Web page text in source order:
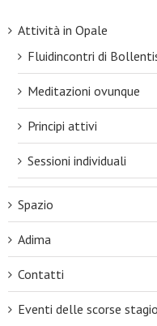
Attività in Opale
Fluidincontri di
Meditazioni ovunque
Principi attivi
Sessioni individuali
Spazio
Adima
Contatti
Eventi delle scorse